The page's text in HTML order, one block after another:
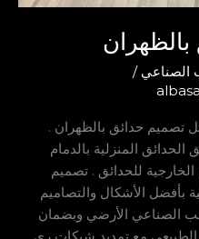
الصناعي /
تصميم حدائق بالظهران .
المنزلية بالدمام
للحدائق . تصميم
بأفضل الأشكال والتصاميم
الصناعي الأرضي وبضمان